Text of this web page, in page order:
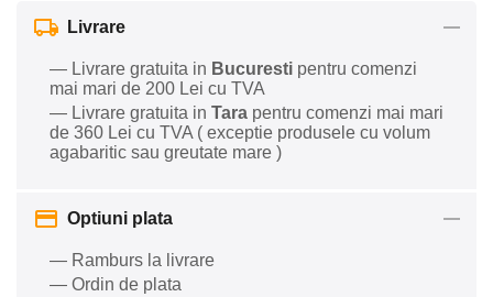
Livrare
— Livrare gratuita in Bucuresti pentru comenzi
mai mari de 200 Lei cu TVA
— Livrare gratuita in Tara pentru comenzi mai mari
de 360 Lei cu TVA ( exceptie produsele cu volum
agabaritic sau greutate mare )
Optiuni plata
— Ramburs la livrare
— Ordin de plata